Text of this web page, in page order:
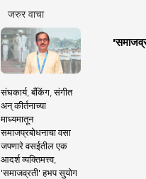
जरुर वाचा
संघकार्य, बँकिंग, संगीत
अन् कीर्तनाच्या
माध्यमातून
समाजप्रबोधनाचा वसा
जपणारे वसईतील एक
आदर्श व्यक्तिमत्त्व,
'समाजव्रती' हभप सुयोग